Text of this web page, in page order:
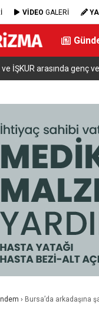
VİDEO GALERİ
İŞKUR arasında genç
› Bursa’da arkadaşına